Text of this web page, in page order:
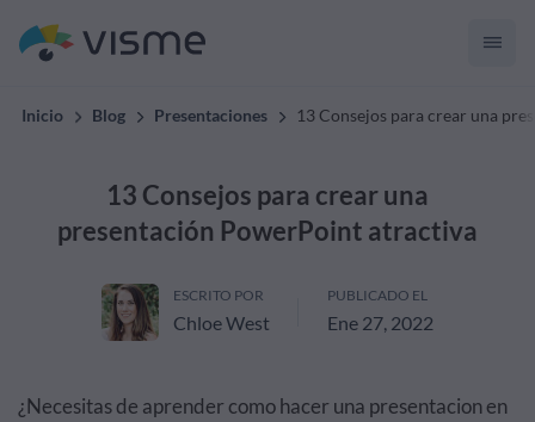
Inicio Blog Presentaciones 13 Consejos para crear una
13 Consejos para crear una
presentación PowerPoint atractiva
ESCRITO POR
Chloe West
PUBLICADO EL
Ene 27, 2022
¿Necesitas de aprender como hacer una presentacion en